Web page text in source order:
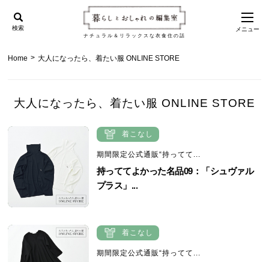
ナチュラル＆リラックスな衣食住の話
検索 メニュー
Home > 大人になったら、着たい服 ONLINE STORE
大人になったら、着たい服 ONLINE STORE
着こなし
期間限定公式通販“持ってて...
持っててよかった名品09：「シュヴァル
プラス」...
着こなし
期間限定公式通販“持ってて...